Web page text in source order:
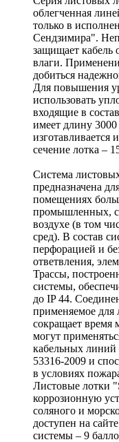
облегченная
только в
Сендзимира".
защищает кабель
влаги.
добиться
Для повышения
использовать
входящие в
имеет длину
сечение лотка –
Система
предназначена
помещениях
промышленных,
воздухе (в том
сред). В состав
перфорацией и
ответвления,
Трассы,
системы,
до IP 44.
применяемое для
сокращает
могут
кабельных
53316-2009 и
в условиях
Листовые лотки
коррозионную
соляного и
доступен на
системы – 9